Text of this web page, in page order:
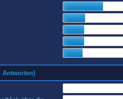
Antworten)